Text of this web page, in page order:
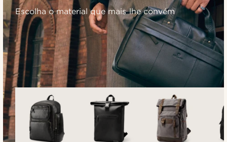
Escolha o material que mais lhe convém